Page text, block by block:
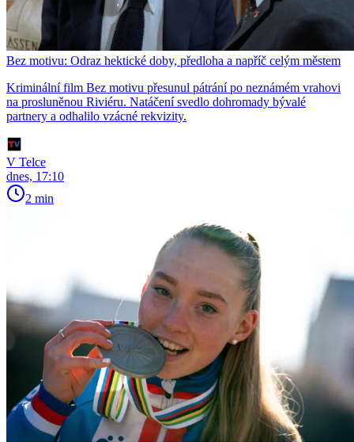
Bez motivu: Odraz hektické doby, předloha a napříč celým městem
Kriminální film Bez motivu přesunul pátrání po neznámém vrahovi
na prosluněnou Riviéru. Natáčení svedlo dohromady bývalé
partnery a odhalilo vzácné rekvizity.
V Telce
dnes, 17:10
2 min